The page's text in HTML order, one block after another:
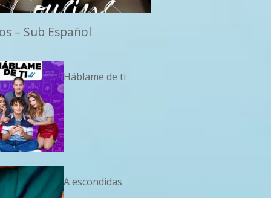
– Sub Español
Háblame de ti
A escondidas